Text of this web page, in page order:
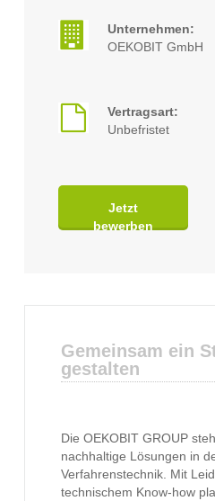
Unternehmen:
OEKOBIT GmbH
Vertragsart:
Unbefristet
Jetzt
bewerben
Gemeinsam ein
gestalten
Die OEKOBIT GROUP
nachhaltige Lösungen in
Verfahrenstechnik. Mit
technischem Know-how